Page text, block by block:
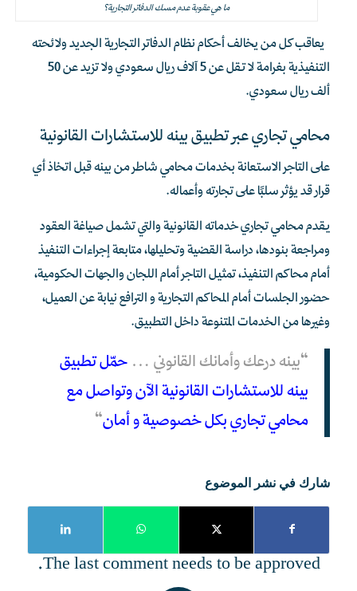
ما هي عقوبة عدم مسك الدفاتر التجارية؟
يعاقب كل من يخالف أحكام نظام الدفاتر التجارية الجديد ولائحته
التنفيذية بغرامة لا تقل عن 5 آلاف ريال سعودي ولا تزيد عن 50
ألف ريال سعودي.
محامي تجاري عبر تطبيق بينه للاستشارات القانونية
على التاجر الاستعانة بخدمات محامي شاطر من بينه قبل اتخاذ أي
قرار قد يؤثر سلبًا على تجارته وأعماله.
يقدم محامي تجاري خدماته القانونية والتي تشمل صياغة العقود
ومراجعة بنودها، دراسة القضية وتحليلها، متابعة إجراءات التنفيذ
أمام محاكم التنفيذ، تمثيل التاجر أمام اللجان والجهات الحكومية،
حضور الجلسات أمام المحاكم التجارية و الترافع نيابة عن العميل،
وغيرها من الخدمات المتنوعة داخل التطبيق.
“بينه درعك وأمانك القانوني… حمّل تطبيق
بينه للاستشارات القانونية الآن وتواصل مع
محامي تجاري بكل خصوصية و أمان“
شارك في نشر الموضوع
The last comment needs to be approved.